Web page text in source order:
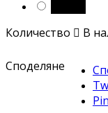
Количество  В
Споделяне